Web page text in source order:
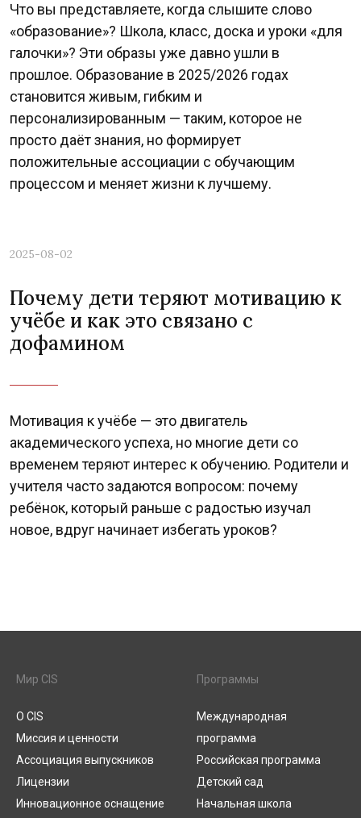
Что вы представляете, когда слышите слово
«образование»? Школа, класс, доска и уроки «для
галочки»? Эти образы уже давно ушли в
прошлое. Образование в 2025/2026 годах
становится живым, гибким и
персонализированным — таким, которое не
просто даёт знания, но формирует
положительные ассоциации с обучающим
процессом и меняет жизни к лучшему.
2025-08-02
Почему дети теряют мотивацию к
учёбе и как это связано с
дофамином
Мотивация к учёбе — это двигатель
академического успеха, но многие дети со
временем теряют интерес к обучению. Родители и
учителя часто задаются вопросом: почему
ребёнок, который раньше с радостью изучал
новое, вдруг начинает избегать уроков?
Мир CIS
О CIS
Миссия и ценности
Ассоциация выпускников
Лицензии
Инновационное оснащение
Программы
Международная
программа
Российская программа
Детский сад
Начальная школа